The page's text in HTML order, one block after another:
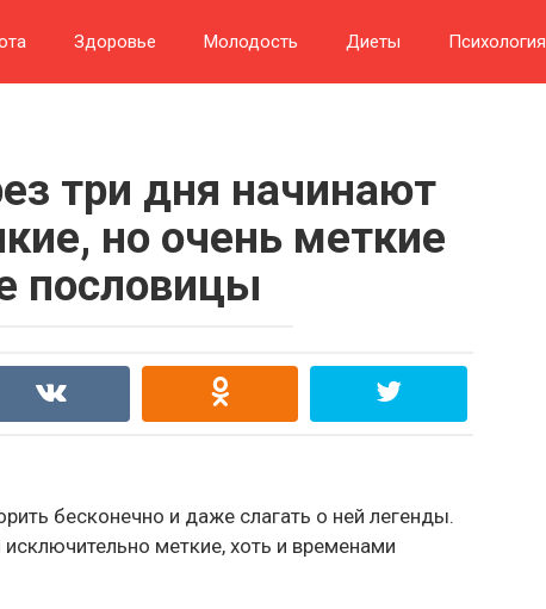
Здоровье Молодость Диеты Психология
три дня начинают
но очень меткие
пословицы
бесконечно и даже слагать о ней легенды.
меткие, хоть и временами